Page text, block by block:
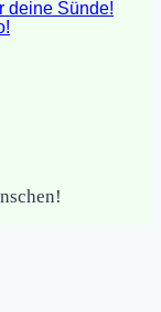
deine Sünde!